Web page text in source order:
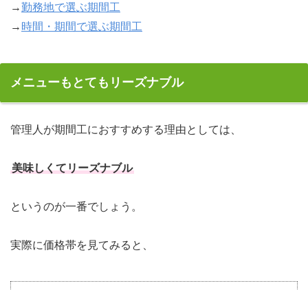
→勤務地で選ぶ期間工
→ 時間・期間で選ぶ期間工
メニューもとてもリーズナブル
管理人が期間工におすすめする理由としては、
美味しくてリーズナブル
というのが一番でしょう。
実際に価格帯を見てみると、